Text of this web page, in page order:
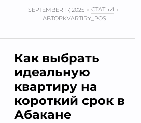
SEPTEMBER 17, 2025
СТАТЬИ
АВТОРKVARTIRY_POS
Как выбрать
идеальную
квартиру на
короткий срок в
Абакане